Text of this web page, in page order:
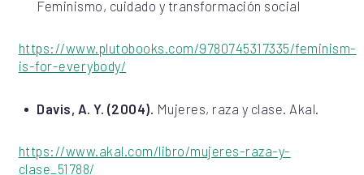
Feminismo, cuidado y transformación social
https://www.plutobooks.com/9780745317335/feminism-
is-for-everybody/
Davis, A. Y. (2004). Mujeres, raza y clase. Akal.
https://www.akal.com/libro/mujeres-raza-y-
clase_51788/